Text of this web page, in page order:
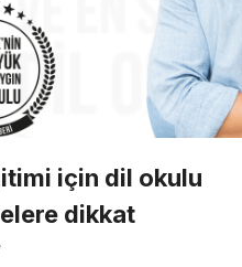
için dil okulu
dikkat